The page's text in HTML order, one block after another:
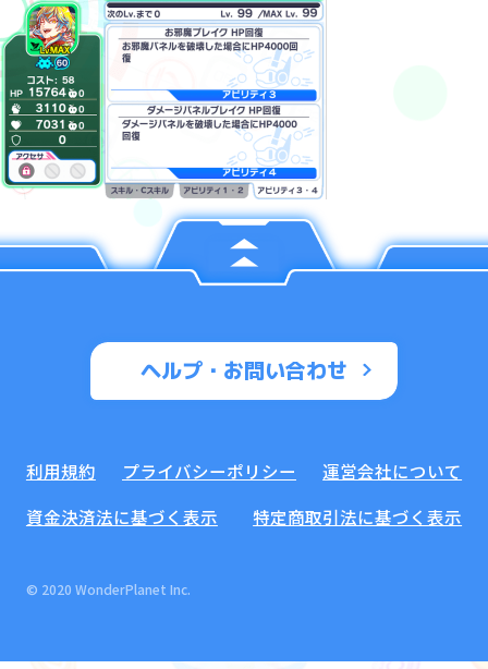
ヘルプ・お問い合わせ
利用規約 プライバシーポリシー
運営会社について
資金決済法に基づく表示
特定商取引法に基づく表示
© 2020 WonderPlanet Inc.